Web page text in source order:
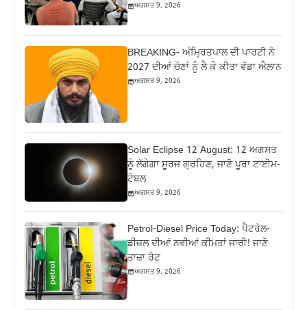
ਅਗਸਤ 9, 2026
BREAKING- ਅੰਮ੍ਰਿਤਪਾਲ ਦੀ ਪਾਰਟੀ ਨੇ
2027 ਦੀਆਂ ਚੋਣਾਂ ਨੂੰ ਲੈ ਕੇ ਕੀਤਾ ਵੱਡਾ ਐਲਾਨ
ਅਗਸਤ 9, 2026
Solar Eclipse 12 August: 12 ਅਗਸਤ
ਨੂੰ ਲੱਗੇਗਾ ਸੂਰਜ ਗ੍ਰਹਿਣ, ਜਾਣੋ ਪੂਰਾ ਟਾਈਮ-
ਟੇਬਲ
ਅਗਸਤ 9, 2026
Petrol-Diesel Price Today: ਪੈਟਰੋਲ-
ਡੀਜ਼ਲ ਦੀਆਂ ਨਵੀਆਂ ਕੀਮਤਾਂ ਜਾਰੀ! ਜਾਣੋ
ਤਾਜ਼ਾ ਰੇਟ
ਅਗਸਤ 9, 2026